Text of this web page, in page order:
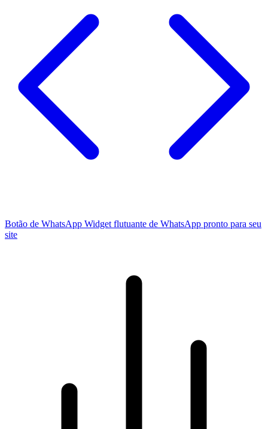
Botão de WhatsApp Widget flutuante de WhatsApp pronto para seu
site